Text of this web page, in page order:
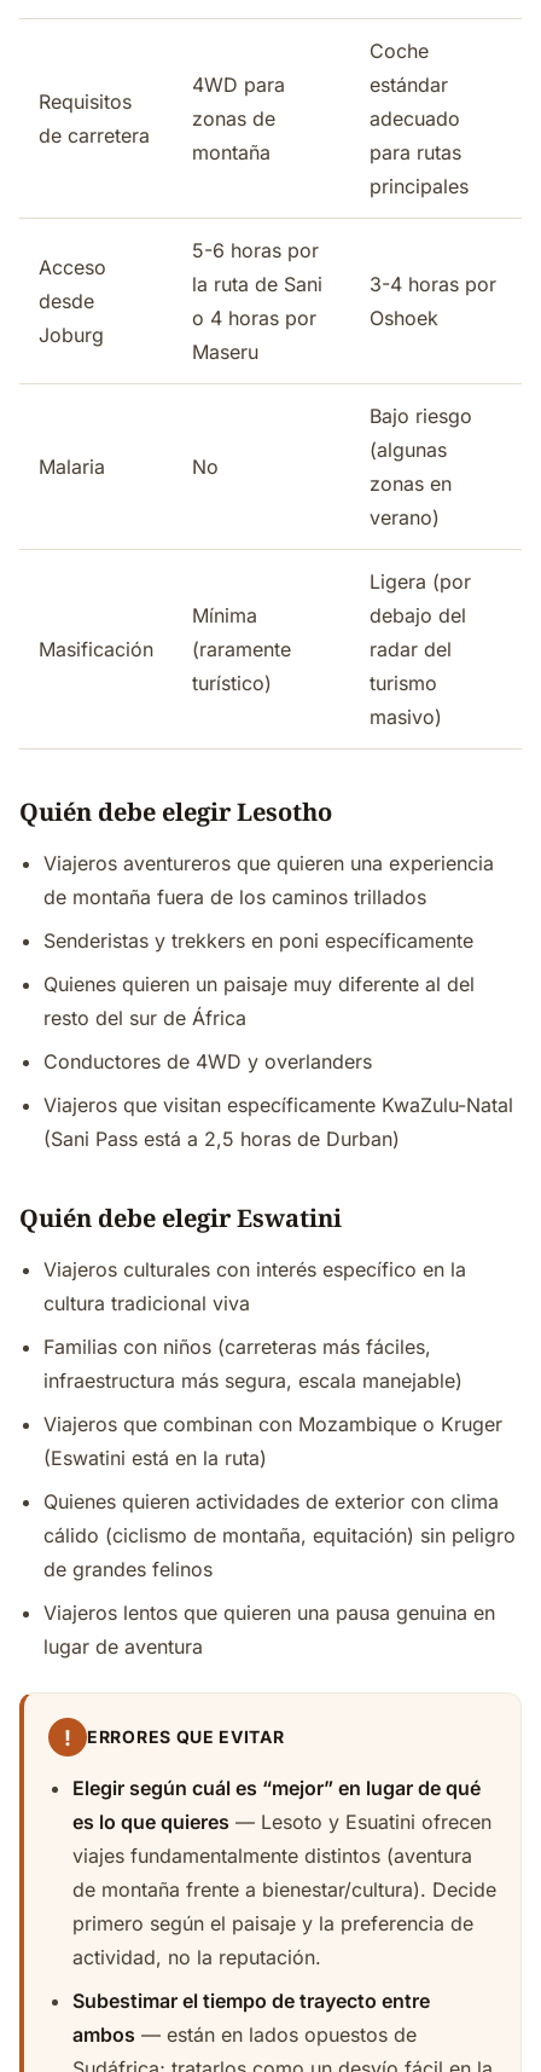
Requisitos
de carretera
4WD para
zonas de
montaña
Coche
estándar
adecuado
para rutas
principales
Acceso
desde
Joburg
5-6 horas por
la ruta de Sani
o 4 horas por
Maseru
3-4 horas por
Oshoek
Malaria No
Bajo riesgo
(algunas
zonas en
verano)
Masificación
Mínima
(raramente
turístico)
Ligera (por
debajo del
radar del
turismo
masivo)
Quién debe elegir Lesotho
Viajeros aventureros que quieren una experiencia
de montaña fuera de los caminos trillados
Senderistas y trekkers en poni específicamente
Quienes quieren un paisaje muy diferente al del
resto del sur de África
Conductores de 4WD y overlanders
Viajeros que visitan específicamente KwaZulu-Natal
(Sani Pass está a 2,5 horas de Durban)
Quién debe elegir Eswatini
Viajeros culturales con interés específico en la
cultura tradicional viva
Familias con niños (carreteras más fáciles,
infraestructura más segura, escala manejable)
Viajeros que combinan con Mozambique o Kruger
(Eswatini está en la ruta)
Quienes quieren actividades de exterior con clima
cálido (ciclismo de montaña, equitación) sin peligro
de grandes felinos
Viajeros lentos que quieren una pausa genuina en
lugar de aventura
! ERRORES QUE EVITAR
Elegir según cuál es “mejor” en lugar de qué
es lo que quieres — Lesoto y Esuatini ofrecen
viajes fundamentalmente distintos (aventura
de montaña frente a bienestar/cultura). Decide
primero según el paisaje y la preferencia de
actividad, no la reputación.
Subestimar el tiempo de trayecto entre
ambos — están en lados opuestos de